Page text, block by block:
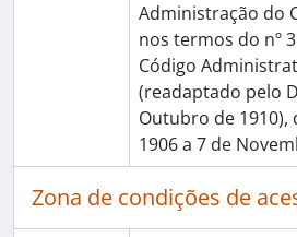
Administração do
nos termos do nº
Código
(readaptado pelo
Outubro de 1910),
1906 a 7 de
Zona de condições de